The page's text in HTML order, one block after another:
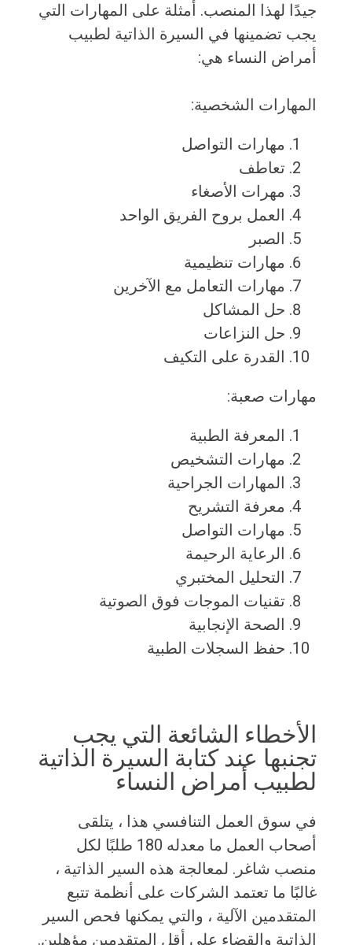
جيدًا لهذا المنصب. أمثلة على المهارات التي
يجب تضمينها في السيرة الذاتية لطبيب
أمراض النساء هي:
المهارات الشخصية:
مهارات التواصل
تعاطف
مهرات الأصغاء
العمل بروح الفريق الواحد
الصبر
مهارات تنظيمية
مهارات التعامل مع الآخرين
حل المشاكل
حل النزاعات
القدرة على التكيف
مهارات صعبة:
المعرفة الطبية
مهارات التشخيص
المهارات الجراحية
معرفة التشريح
مهارات التواصل
الرعاية الرحيمة
التحليل المختبري
تقنيات الموجات فوق الصوتية
الصحة الإنجابية
حفظ السجلات الطبية
الأخطاء الشائعة التي يجب
تجنبها عند كتابة السيرة الذاتية
لطبيب أمراض النساء
في سوق العمل التنافسي هذا ، يتلقى
أصحاب العمل ما معدله 180 طلبًا لكل
منصب شاغر. لمعالجة هذه السير الذاتية ،
غالبًا ما تعتمد الشركات على أنظمة تتبع
المتقدمين الآلية ، والتي يمكنها فحص السير
الذاتية والقضاء على أقل المتقدمين مؤهلين.